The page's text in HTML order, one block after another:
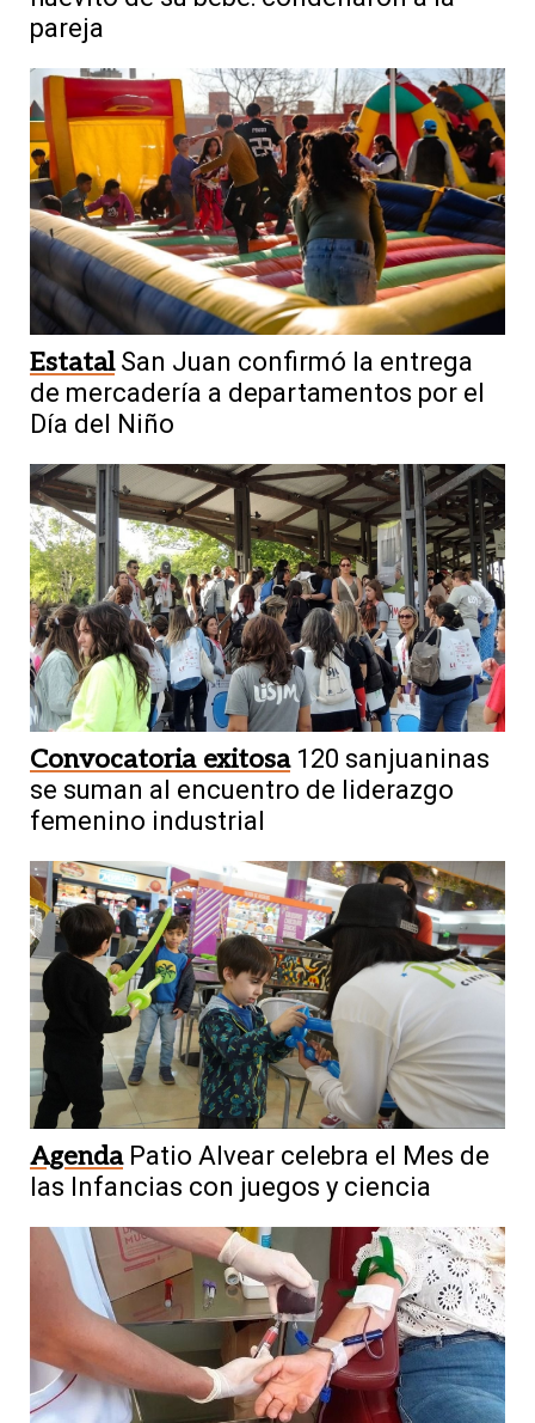
pareja
Estatal San Juan confirmó la entrega
de mercadería a departamentos por el
Día del Niño
Convocatoria exitosa 120 sanjuaninas
se suman al encuentro de liderazgo
femenino industrial
Agenda Patio Alvear celebra el Mes de
las Infancias con juegos y ciencia